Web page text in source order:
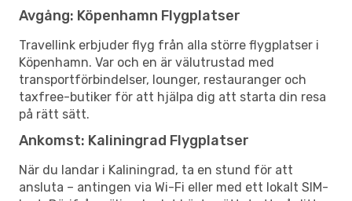
Avgång: Köpenhamn Flygplatser
Travellink erbjuder flyg från alla större flygplatser i
Köpenhamn. Var och en är välutrustad med
transportförbindelser, lounger, restauranger och
taxfree-butiker för att hjälpa dig att starta din resa
på rätt sätt.
Ankomst: Kaliningrad Flygplatser
När du landar i Kaliningrad, ta en stund för att
ansluta – antingen via Wi-Fi eller med ett lokalt SIM-